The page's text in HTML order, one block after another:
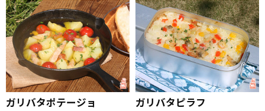
ガリバタポテージョ ガリバタピラフ